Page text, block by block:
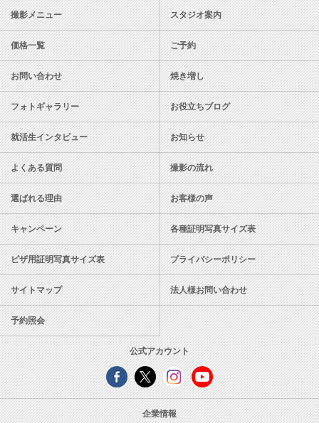
撮影メニュー スタジオ案内
価格一覧 ご予約
お問い合わせ 焼き増し
フォトギャラリー お役立ちブログ
就活生インタビュー お知らせ
よくある質問 撮影の流れ
選ばれる理由 お客様の声
キャンペーン 各種証明写真サイズ表
ビザ用証明写真サイズ表 プライバシーポリシー
サイトマップ 法人様お問い合わせ
予約照会
公式アカウント
企業情報